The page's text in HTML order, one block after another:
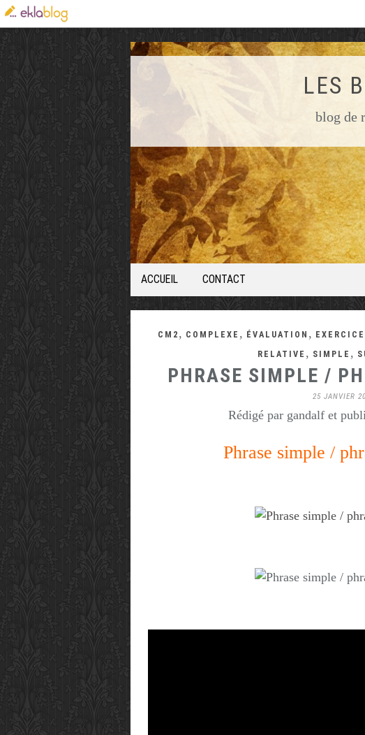
LES
blog de
ACCUEIL CONTACT
CM2 , COMPLEXE , ÉVALUATION , EXERCICE
RELATIVE , SIMPLE ,
PHRASE SIMPLE /
25 JANVIER
Rédigé par gandalf et
Phrase simple /